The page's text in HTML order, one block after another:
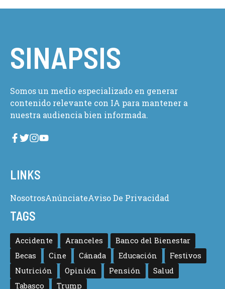
SINAPSIS
Somos un medio especializado en generar
contenido relevante con IA para mantener a
nuestra audiencia bien informada.
LINKS
NosotrosAnúnciateAviso De Privacidad
TAGS
Accidente Aranceles
Banco del Bienestar
Becas
Cine Cánada Educación
Festivos
Nutrición
Opinión Pensión
Salud
Tabasco
Trump